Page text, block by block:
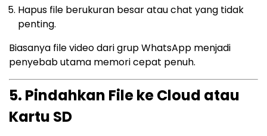
Hapus file berukuran besar atau chat yang tidak
penting.
Biasanya file video dari grup WhatsApp menjadi
penyebab utama memori cepat penuh.
5. Pindahkan File ke Cloud atau
Kartu SD